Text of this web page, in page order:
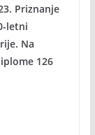
Priznanje
letni
Na
126